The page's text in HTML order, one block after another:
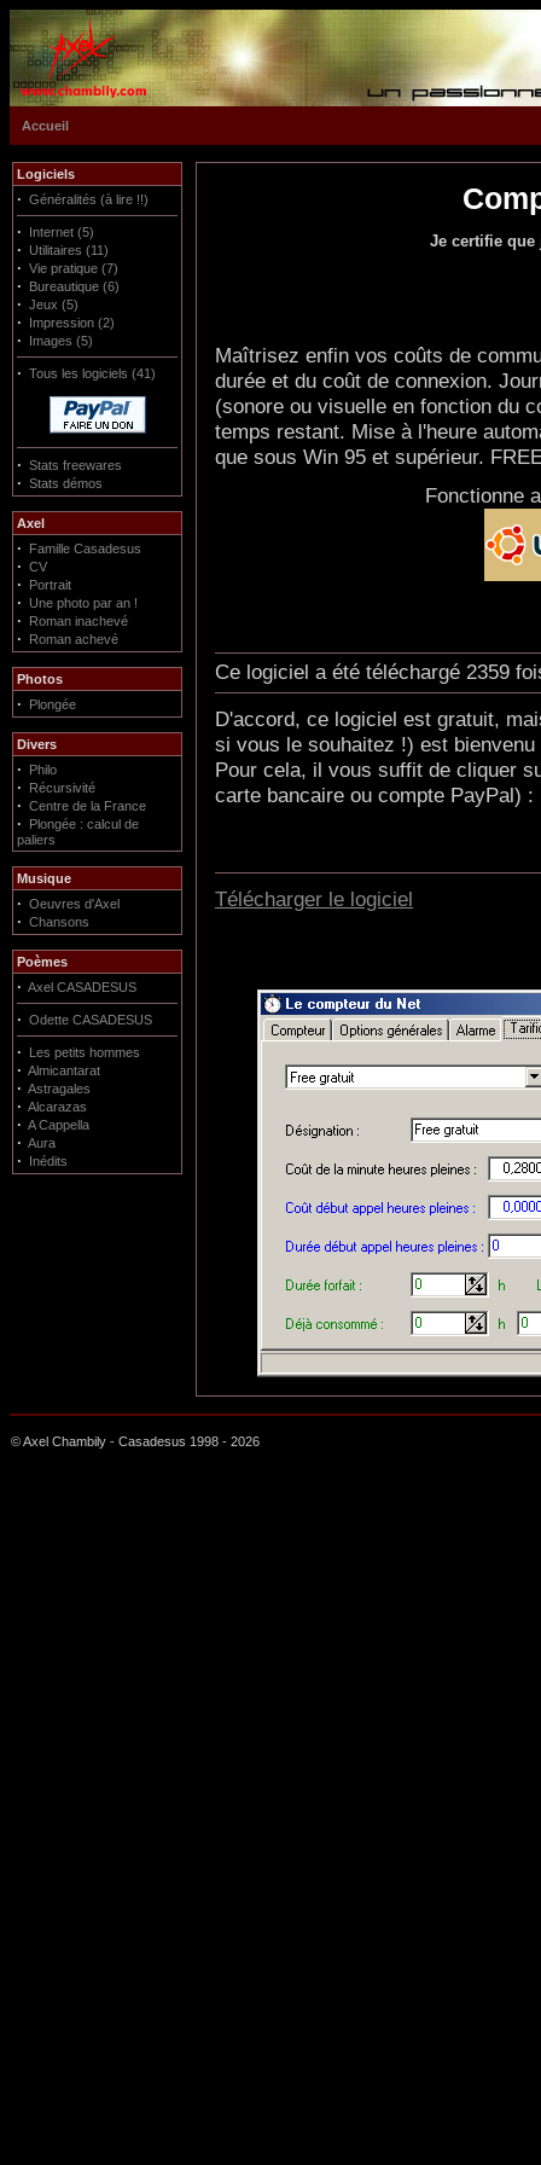
Accueil
Logiciels
· Généralités (à lire !!)
· Internet (5)
· Utilitaires (11)
· Vie pratique (7)
· Bureautique (6)
· Jeux (5)
· Impression (2)
· Images (5)
· Tous les logiciels (41)
· Stats freewares
· Stats démos
Axel
· Famille Casadesus
· CV
· Portrait
· Une photo par an !
· Roman inachevé
· Roman achevé
Photos
· Plongée
Divers
· Philo
· Récursivité
· Centre de la France
·
Plongée : calcul de
paliers
Musique
· Oeuvres d'Axel
· Chansons
Poèmes
· Axel CASADESUS
· Odette CASADESUS
· Les petits hommes
· Almicantarat
· Astragales
· Alcarazas
· A Cappella
· Aura
· Inédits
Je certifie
Maîtrisez enfin vos coûts de
durée et du coût de connexion.
(sonore ou visuelle en fonction du
temps restant. Mise à l'heure
que sous Win 95 et supérieur.
Fonctionne
Ce logiciel a été téléchargé 2359
D'accord, ce logiciel est gratuit,
si vous le souhaitez !) est
Pour cela, il vous suffit de cliquer
carte bancaire ou compte PayPal) :
Télécharger le logiciel
© Axel Chambily - Casadesus 1998 - 2026